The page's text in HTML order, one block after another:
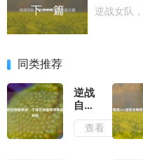
下一篇 逆战女队
同类推荐
逆战
自选
保底
查看